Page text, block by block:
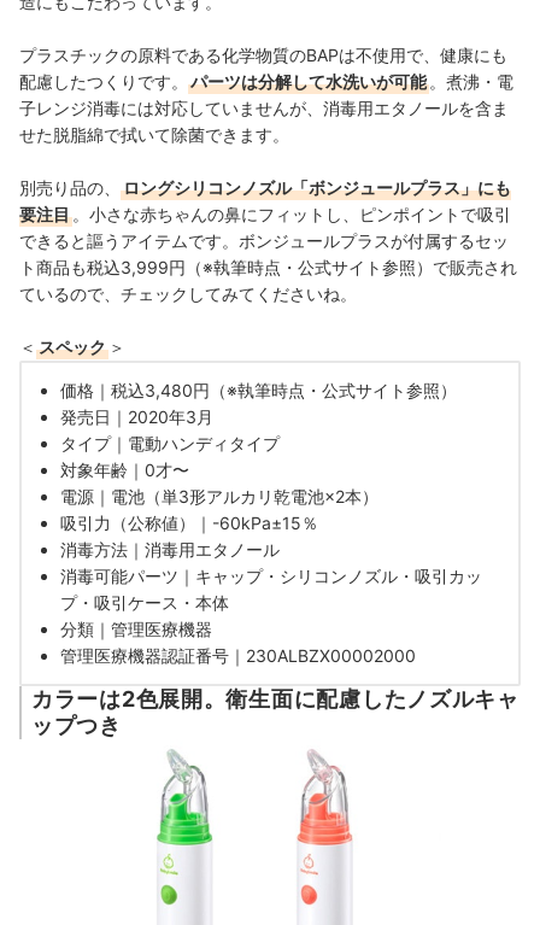
プラスチックの原料である化学物質のBAPは不使用で、健康にも
配慮したつくりです。
パーツは分解して水洗いが可能 。煮沸・電
子レンジ消毒には対応していませんが、消毒用エタノールを含ま
せた脱脂綿で拭いて除菌できます。
別売り品の、
ロングシリコンノズル「ボンジュールプラス」にも
要注目 。小さな赤ちゃんの鼻にフィットし、ピンポイントで吸引
できると謳うアイテムです。ボンジュールプラスが付属するセッ
ト商品も税込3,999円（※執筆時点・公式サイト参照）で販売され
ているので、チェックしてみてくださいね。
＜ スペック ＞
価格｜税込3,480円（※執筆時点・公式サイト参照）
発売日 ｜2020年3月
タイプ｜ 電動ハンディ タイプ
対象年齢｜0才〜
電源｜電池（単3形アルカリ乾電池×2本）
吸引力（公称値）｜ -60kPa±15％
消毒方法｜消毒用エタノール
消毒可能パーツ｜ キャップ・シリコンノズル・吸引カッ
プ・吸引ケース・本体
分類｜管理医療機器
管理医療機器認証番号｜ 230ALBZX00002000
カラーは2色展開。衛生面に配慮したノズルキャ
ップつき